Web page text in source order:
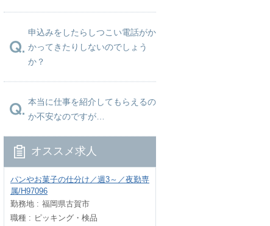
申込みをしたらしつこい電話がか
かってきたりしないのでしょう
か？
本当に仕事を紹介してもらえるの
か不安なのですが…
オススメ求人
パンやお菓子の仕分け／週3～／夜勤専
属/H97096
勤務地
福岡県古賀市
職種
ピッキング・検品